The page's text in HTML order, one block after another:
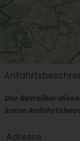
Der Betreiber
keine
Adresse